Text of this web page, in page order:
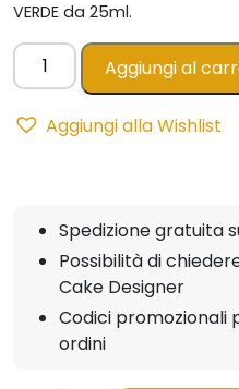
VERDE da 25ml.
Colorante
Liquido
Aerografo
quantità
Aggiungi al
Aggiungi alla Wishlist
Spedizione gratuita
Possibilità di
Cake Designer
Codici promozionali
ordini